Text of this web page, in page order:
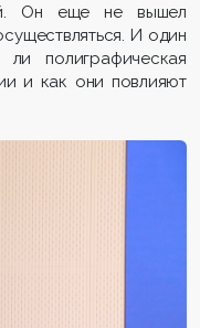
Он еще не вышел
И один
полиграфическая
и как они повлияют